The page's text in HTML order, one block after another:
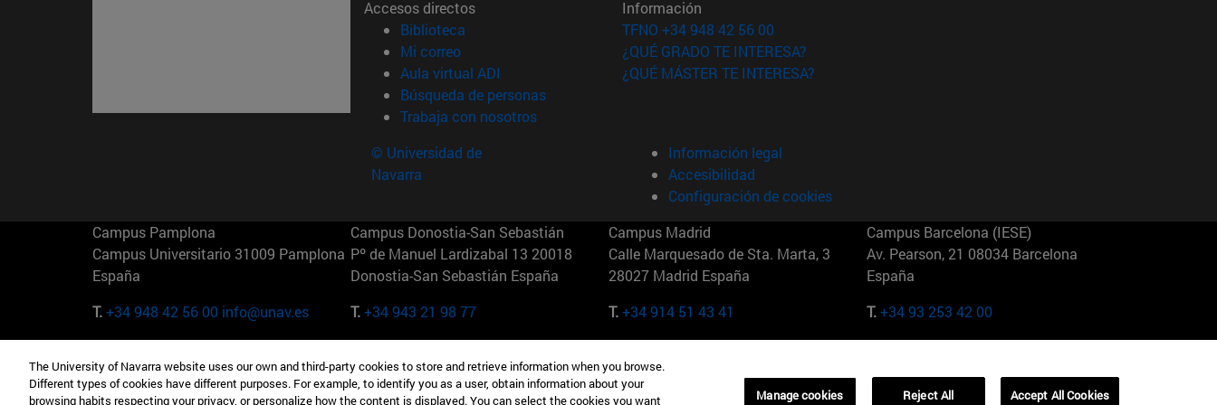
Accesos directos
Biblioteca (abre en nueva ventana)
Mi correo(abre en nueva ventana)
Aula virtual ADI (abre en nueva ventana)
Búsqueda de personas(abre en nueva ventana)
Trabaja con nosotros(abre en nueva ventana)
Información
TFNO +34 948 42 56 00
¿QUÉ GRADO TE INTERESA?
¿QUÉ MÁSTER TE INTERESA?
© Universidad de
Navarra
Información legal
Accesibilidad
Configuración de cookies
Campus Pamplona
Campus Universitario 31009 Pamplona
España
T.+34 948 42 56 00 info@unav.es
Campus Donostia-San Sebastián
Pº de Manuel Lardizabal 13 20018
Donostia-San Sebastián España
T.+34 943 21 98 77
Campus Madrid
Calle Marquesado de Sta. Marta, 3
28027 Madrid España
T.+34 914 51 43 41
Campus Barcelona (IESE)
Av. Pearson, 21 08034 Barcelona
España
T.+34 93 253 42 00
Camino del Cerro Águila 3 28023
Madrid España
165 W 57th St 10019-2201 Nueva York
EE.UU
Maria-Theresia-Straße 15 81675
Múnich Alemania
01321001 Bela Vista Brasil
The University of Navarra website uses our own and third-party cookies to store and retrieve information when you browse.
Different types of cookies have different purposes. For example, to identify you as a user, obtain information about your
browsing habits respecting your privacy, or personalize how the content is displayed. You can select the cookies you want
Manage cookies Reject All Accept All Cookies